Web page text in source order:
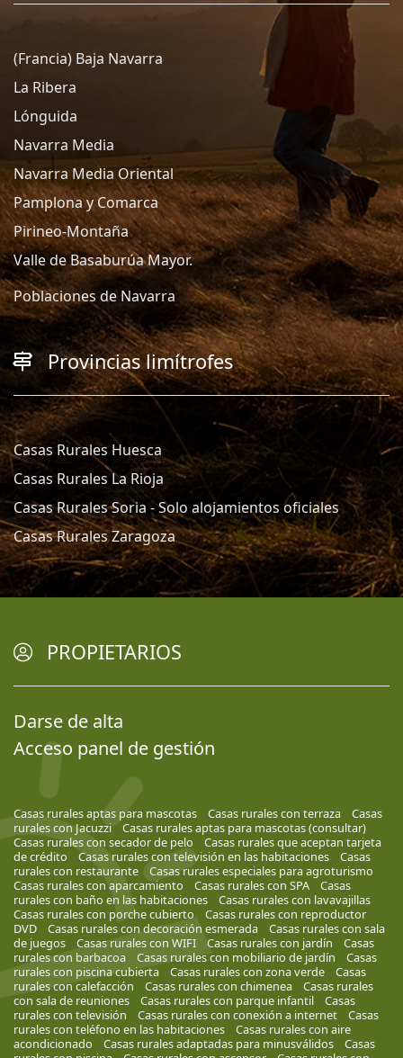
(Francia) Baja Navarra
La Ribera
Lónguida
Navarra Media
Navarra Media Oriental
Pamplona y Comarca
Pirineo-Montaña
Valle de Basaburúa Mayor.
Poblaciones de Navarra
Provincias limítrofes
Casas Rurales Huesca
Casas Rurales La Rioja
Casas Rurales Soria - Solo alojamientos oficiales
Casas Rurales Zaragoza
PROPIETARIOS
Darse de alta
Acceso panel de gestión
Casas rurales aptas para mascotas Casas rurales con terraza
Casas
rurales con Jacuzzi
Casas rurales aptas para mascotas (consultar)
Casas rurales con secador de pelo
Casas rurales que aceptan tarjeta
de crédito
Casas rurales con televisión en las habitaciones
Casas
rurales con restaurante
Casas rurales especiales para agroturismo
Casas rurales con aparcamiento
Casas rurales con SPA
Casas
rurales con baño en las habitaciones
Casas rurales con lavavajillas
Casas rurales con porche cubierto
Casas rurales con reproductor
DVD
Casas rurales con decoración esmerada
Casas rurales con sala
de juegos
Casas rurales con WIFI Casas rurales con jardín
Casas
rurales con barbacoa
Casas rurales con mobiliario de jardín
Casas
rurales con piscina cubierta
Casas rurales con zona verde
Casas
rurales con calefacción
Casas rurales con chimenea
Casas rurales
con sala de reuniones
Casas rurales con parque infantil
Casas
rurales con televisión
Casas rurales con conexión a internet
Casas
rurales con teléfono en las habitaciones
Casas rurales con aire
acondicionado
Casas rurales adaptadas para minusválidos
Casas